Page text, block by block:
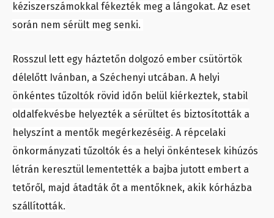
kéziszerszámokkal fékezték meg a lángokat. Az eset
során nem sérült meg senki.
Rosszul lett egy háztetőn dolgozó ember csütörtök
délelőtt Ivánban, a Széchenyi utcában. A helyi
önkéntes tűzoltók rövid időn belül kiérkeztek, stabil
oldalfekvésbe helyezték a sérültet és biztosították a
helyszínt a mentők megérkezéséig. A répcelaki
önkormányzati tűzoltók és a helyi önkéntesek kihúzós
létrán keresztül lementették a bajba jutott embert a
tetőről, majd átadták őt a mentőknek, akik kórházba
szállították.